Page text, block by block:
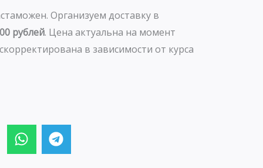
Организуем доставку в
рублей. Цена актуальна на момент
в зависимости от курса
W
h
a
T
e
l